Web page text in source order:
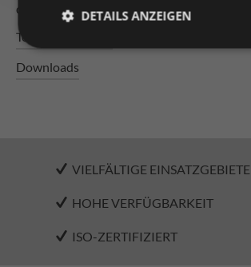
durchgängiger Achse, verschraub…
Technische Daten
Downloads
VIELFÄLTIGE EINSATZGEBIETE
HOHE VERFÜGBARKEIT
ISO-ZERTIFIZIERT
DETAILS ANZEIGEN